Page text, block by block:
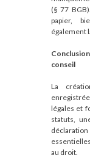
(§ 77
papier,
également
conseil
La
légales et
statuts,
au droit.